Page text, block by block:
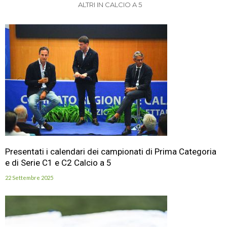
ALTRI IN CALCIO A 5
Presentati i calendari dei campionati di Prima Categoria
e di Serie C1 e C2 Calcio a 5
22 Settembre 2025